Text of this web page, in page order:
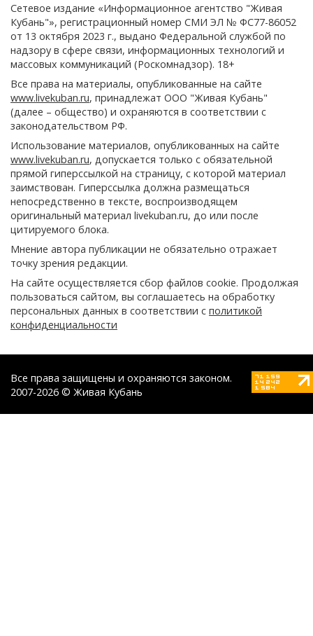
Сетевое издание «Информационное агентство "Живая
Кубань"», регистрационный номер СМИ ЭЛ № ФС77-86052
от 13 октября 2023 г., выдано Федеральной службой по
надзору в сфере связи, информационных технологий и
массовых коммуникаций (Роскомнадзор). 18+
Все права на материалы, опубликованные на сайте
www.livekuban.ru, принадлежат ООО "Живая Кубань"
(далее – общество) и охраняются в соответствии с
законодательством РФ.
Использование материалов, опубликованных на сайте
www.livekuban.ru, допускается только с обязательной
прямой гиперссылкой на страницу, с которой материал
заимствован. Гиперссылка должна размещаться
непосредственно в тексте, воспроизводящем
оригинальный материал livekuban.ru, до или после
цитируемого блока.
Мнение автора публикации не обязательно отражает
точку зрения редакции.
На сайте осуществляется сбор файлов cookie. Продолжая
пользоваться сайтом, вы соглашаетесь на обработку
персональных данных в соответствии с политикой
конфиденциальности
Все права защищены и охраняются законом.
2007-2026 © Живая Кубань